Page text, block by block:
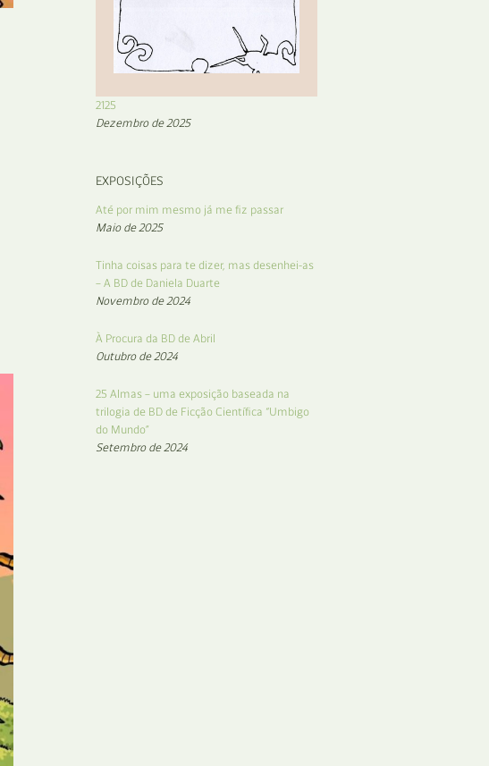
2125
Dezembro de 2025
EXPOSIÇÕES
Até por mim mesmo já me fiz passar
Maio de 2025
Tinha coisas para te dizer, mas desenhei-as
– A BD de Daniela Duarte
Novembro de 2024
À Procura da BD de Abril
Outubro de 2024
25 Almas – uma exposição baseada na
trilogia de BD de Ficção Científica “Umbigo
do Mundo”
Setembro de 2024